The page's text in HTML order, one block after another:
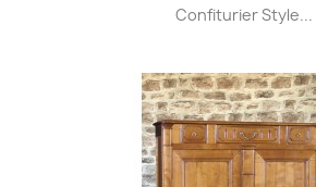
Confiturier Style...